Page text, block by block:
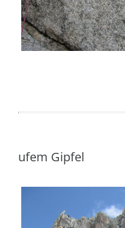
ufem Gipfel